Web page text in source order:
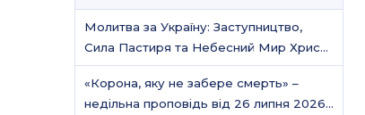
Молитва за Україну: Заступництво,
Сила Пастиря та Небесний Мир Христа
/ Молитовне служіння
«Корона, яку не забере смерть» –
недільна проповідь від 26 липня 2026